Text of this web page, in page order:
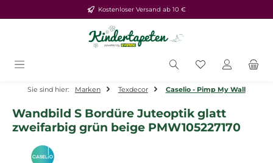
Zum Hauptinhalt springenKostenloser Versand ab 10 €
Du hast 0
Sie sind hier: Marken Texdecor Caselio - Pimp My Wall
Wandbild S Bordüre Juteoptik glatt
zweifarbig grün beige PMW105227170